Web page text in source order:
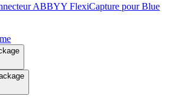
ABBYY FlexiCapture pour Blue